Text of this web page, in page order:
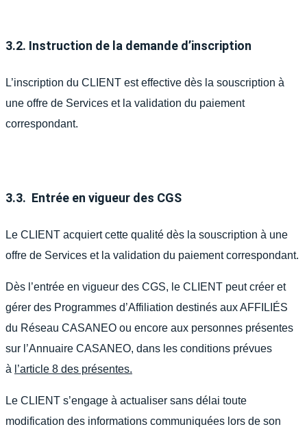
3.2. Instruction de la demande d’inscription
L’inscription du CLIENT est effective dès la souscription à
une offre de Services et la validation du paiement
correspondant.
3.3. Entrée en vigueur des CGS
Le CLIENT acquiert cette qualité dès la souscription à une
offre de Services et la validation du paiement correspondant.
Dès l’entrée en vigueur des CGS, le CLIENT peut créer et
gérer des Programmes d’Affiliation destinés aux AFFILIÉS
du Réseau CASANEO ou encore aux personnes présentes
sur l’Annuaire CASANEO, dans les conditions prévues
à l’article 8 des présentes.
Le CLIENT s’engage à actualiser sans délai toute
modification des informations communiquées lors de son